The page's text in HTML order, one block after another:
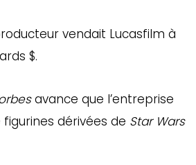
vendait Lucasfilm à
$.
avance que l’entreprise
dérivées de Star Wars